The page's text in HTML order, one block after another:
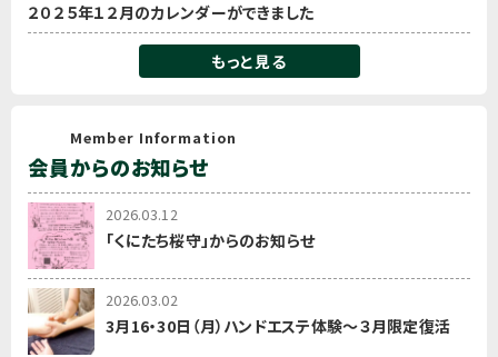
２０２５年１２月のカレンダーができました
もっと見る
Member Information
会員からのお知らせ
2026.03.12
「くにたち桜守」からのお知らせ
2026.03.02
3月16・30日（月）ハンドエステ体験～３月限定復活